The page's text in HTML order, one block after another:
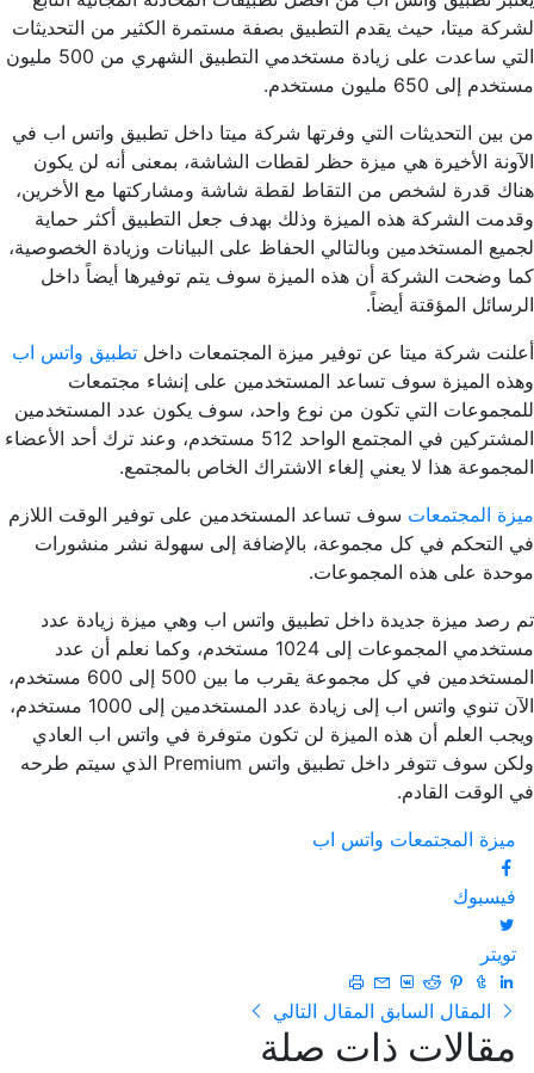
لشركة ميتا، حيث يقدم التطبيق بصفة مستمرة الكثير من التحديثات
التي ساعدت على زيادة مستخدمي التطبيق الشهري من 500 مليون
مستخدم إلى 650 مليون مستخدم.
من بين التحديثات التي وفرتها شركة ميتا داخل تطبيق واتس اب في
الآونة الأخيرة هي ميزة حظر لقطات الشاشة، بمعنى أنه لن يكون
هناك قدرة لشخص من التقاط لقطة شاشة ومشاركتها مع الأخرين،
وقدمت الشركة هذه الميزة وذلك بهدف جعل التطبيق أكثر حماية
لجميع المستخدمين وبالتالي الحفاظ على البيانات وزيادة الخصوصية،
كما وضحت الشركة أن هذه الميزة سوف يتم توفيرها أيضاً داخل
الرسائل المؤقتة أيضاً.
أعلنت شركة ميتا عن توفير ميزة المجتمعات داخل تطبيق واتس اب
وهذه الميزة سوف تساعد المستخدمين على إنشاء مجتمعات
للمجموعات التي تكون من نوع واحد، سوف يكون عدد المستخدمين
المشتركين في المجتمع الواحد 512 مستخدم، وعند ترك أحد الأعضاء
المجموعة هذا لا يعني إلغاء الاشتراك الخاص بالمجتمع.
ميزة المجتمعات سوف تساعد المستخدمين على توفير الوقت اللازم
في التحكم في كل مجموعة، بالإضافة إلى سهولة نشر منشورات
موحدة على هذه المجموعات.
تم رصد ميزة جديدة داخل تطبيق واتس اب وهي ميزة زيادة عدد
مستخدمي المجموعات إلى 1024 مستخدم، وكما نعلم أن عدد
المستخدمين في كل مجموعة يقرب ما بين 500 إلى 600 مستخدم،
الآن تنوي واتس اب إلى زيادة عدد المستخدمين إلى 1000 مستخدم،
ويجب العلم أن هذه الميزة لن تكون متوفرة في واتس اب العادي
ولكن سوف تتوفر داخل تطبيق واتس Premium الذي سيتم طرحه
في الوقت القادم.
ميزة المجتمعات واتس اب
فيسبوك
تويتر
المقال السابق المقال التالي
مقالات ذات صلة